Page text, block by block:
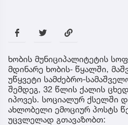
ხობის მუნიციპალიტეტის
მდინარე ხობის‐ წყალში,
უწყვეტი სამძებრო-
შემდეგ, 32 წლის ქალის
იპოვეს. სოციალურ ქსელში
ახლობელი ემოციურ პოსტს
უცვლელად გთავაზობთ: